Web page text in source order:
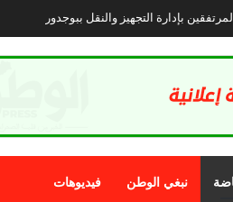
لضابط إسباني لكي لا يعيده للمغرب .
نبغي الوطن فيديوهات